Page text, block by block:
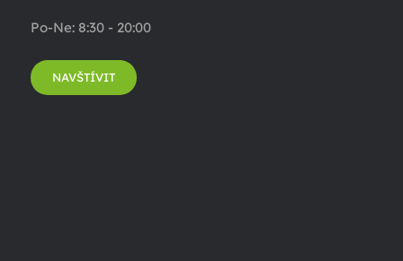
Po-Ne: 8:30 - 20:00
NAVŠTÍVIT